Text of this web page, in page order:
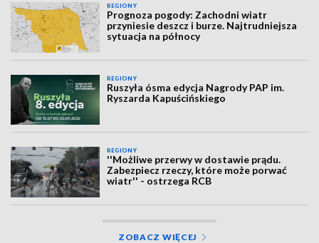
REGIONY
Prognoza pogody: Zachodni wiatr
przyniesie deszcz i burze. Najtrudniejsza
sytuacja na północy
REGIONY
Ruszyła ósma edycja Nagrody PAP im.
Ryszarda Kapuścińskiego
REGIONY
''Możliwe przerwy w dostawie prądu.
Zabezpiecz rzeczy, które może porwać
wiatr'' - ostrzega RCB
ZOBACZ WIĘCEJ